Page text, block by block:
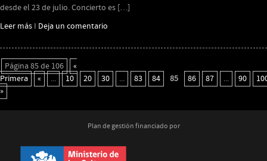
desde el 23 de julio. Concierto es […]
Leer más I Deja un comentario
Página 85 de 106
«
Primera
« ... 10 20 30 ... 83 84 85 86 87 ... 90
»
Plan de gestión financiado por